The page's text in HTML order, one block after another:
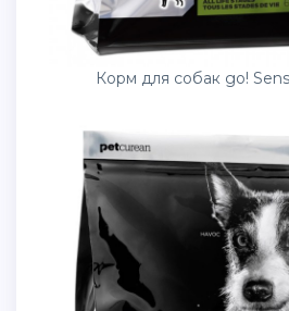
Корм для собак go!